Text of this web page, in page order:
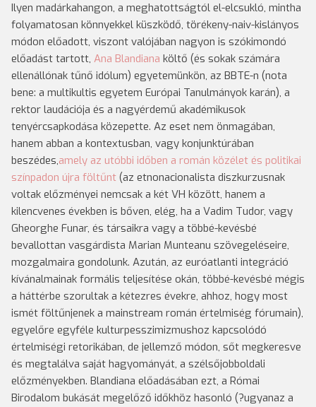
Ilyen madárkahangon, a meghatottságtól el-elcsukló, mintha
folyamatosan könnyekkel küszködő, törékeny-naiv-kislányos
módon előadott, viszont valójában nagyon is szókimondó
előadást tartott, Ana Blandiana költő (és sokak számára
ellenállónak tűnő idólum) egyetemünkön, az BBTE-n (nota
bene: a multikultis egyetem Európai Tanulmányok karán), a
rektor laudációja és a nagyérdemű akadémikusok
tenyércsapkodása közepette. Az eset nem önmagában,
hanem abban a kontextusban, vagy konjunktúrában
beszédes,amely az utóbbi időben a román közélet és politikai
színpadon újra föltűnt (az etnonacionalista diszkurzusnak
voltak előzményei nemcsak a két VH között, hanem a
kilencvenes években is bőven, elég, ha a Vadim Tudor, vagy
Gheorghe Funar, és társaikra vagy a többé-kevésbé
bevallottan vasgárdista Marian Munteanu szövegeléseire,
mozgalmaira gondolunk. Azután, az euróatlanti integráció
kívánalmainak formális teljesítése okán, többé-kevésbé mégis
a háttérbe szorultak a kétezres évekre, ahhoz, hogy most
ismét föltűnjenek a mainstream román értelmiség fórumain),
egyelőre egyféle kulturpesszimizmushoz kapcsolódó
értelmiségi retorikában, de jellemző módon, sőt megkeresve
és megtalálva saját hagyományát, a szélsőjobboldali
előzményekben. Blandiana előadásában ezt, a Római
Birodalom bukását megelőző időkhöz hasonló (?ugyanaz a